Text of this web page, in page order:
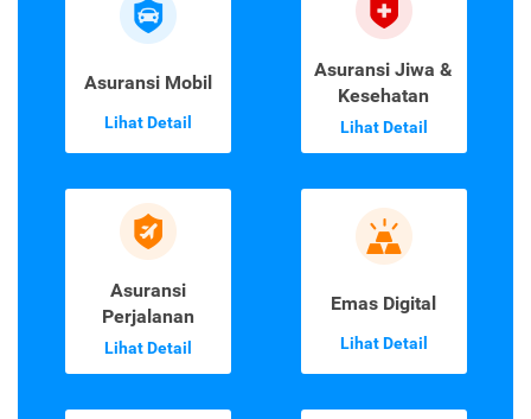
Asuransi Mobil
Lihat Detail
Asuransi Jiwa &
Kesehatan
Lihat Detail
Asuransi
Perjalanan
Lihat Detail
Emas Digital
Lihat Detail